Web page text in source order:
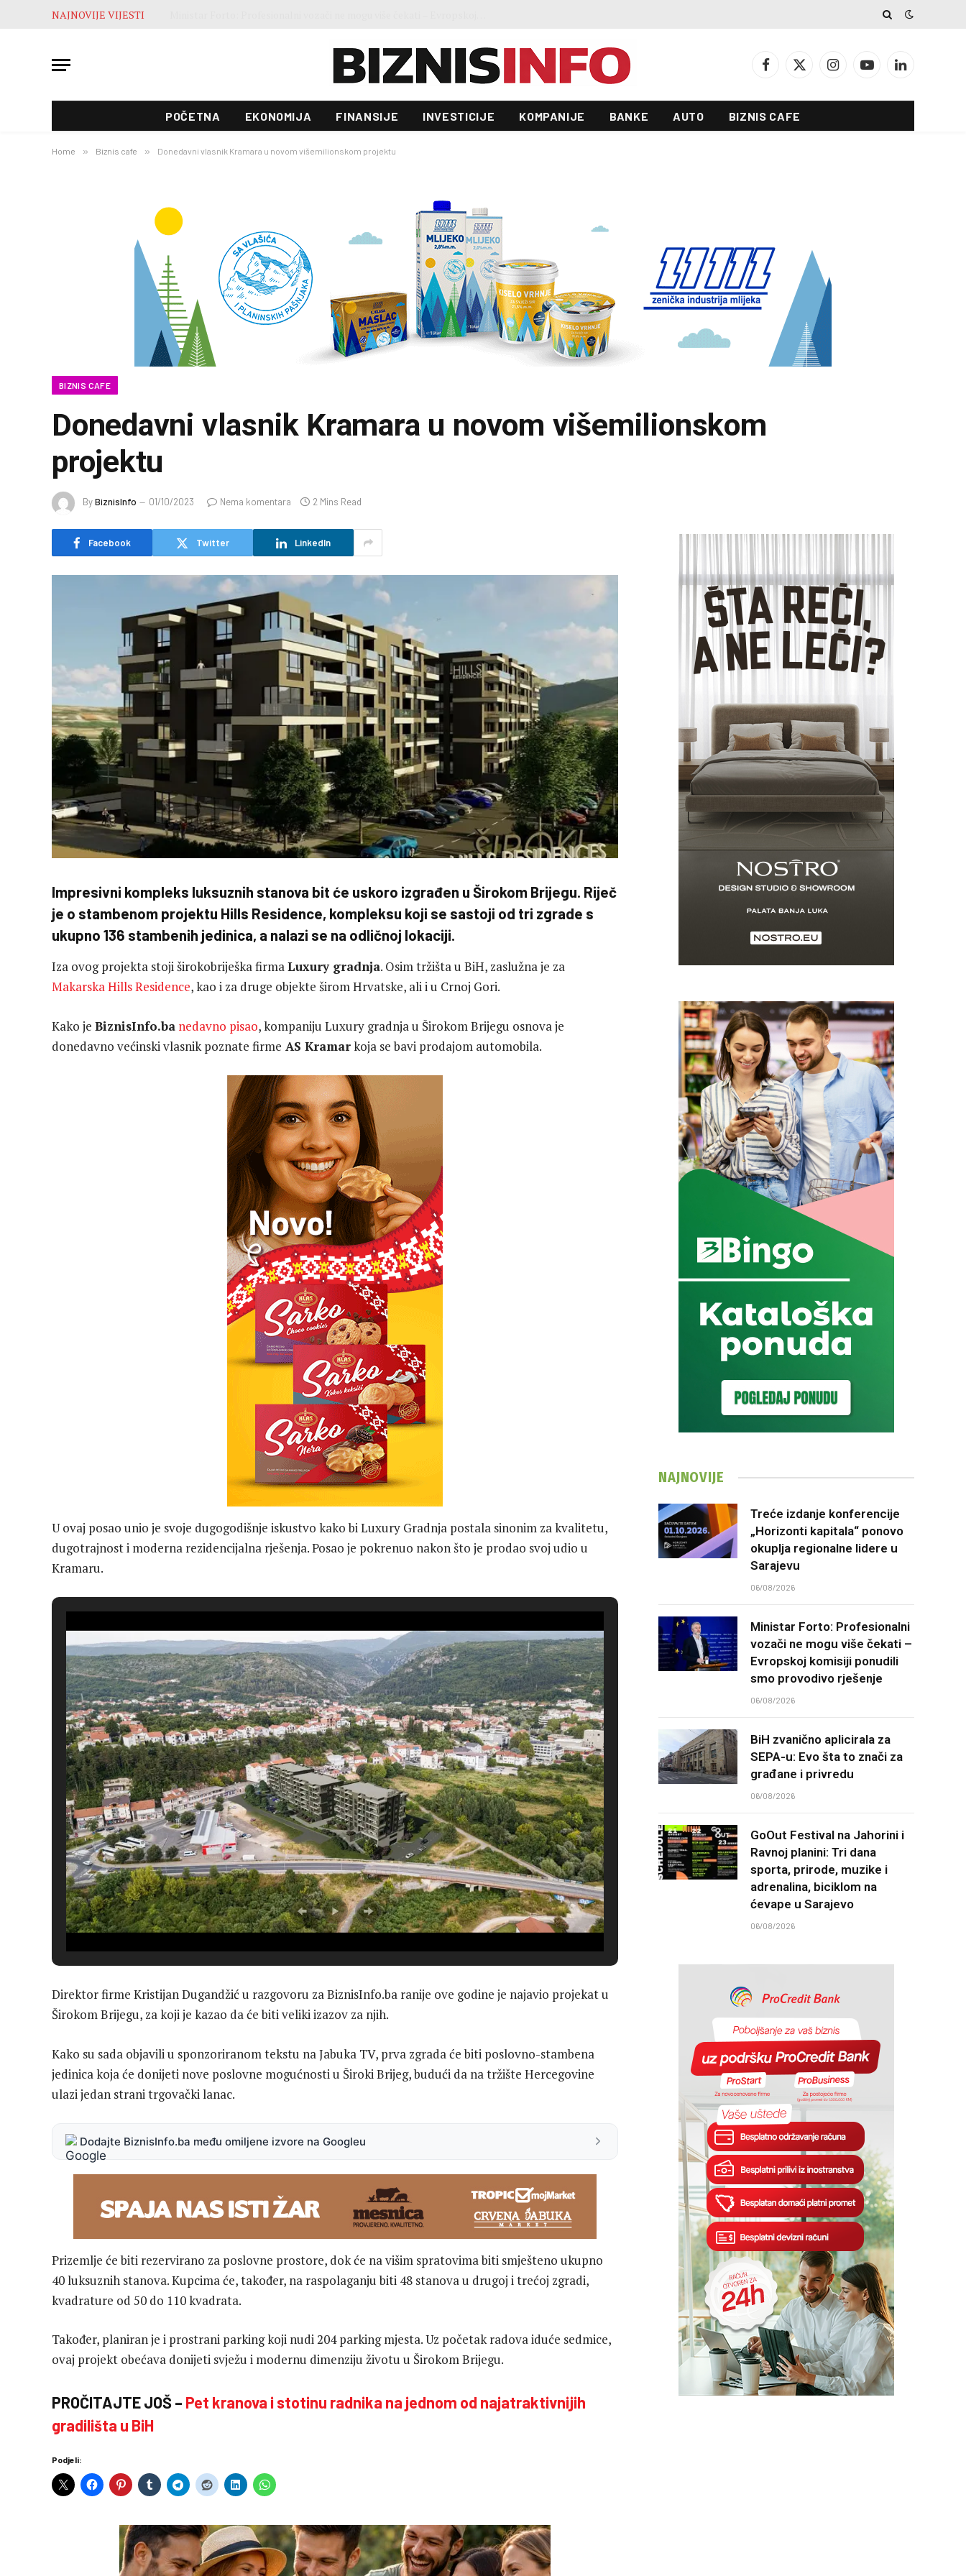
NAJNOVIJE VIJESTI
Facebook
X
InstagramYouTubeLinkedIn
POČETNA EKONOMIJA FINANSIJE INVESTICIJE KOMPANIJE BANKE AUTO BIZNIS CAFE
Home » Biznis cafe » Donedavni vlasnik Kramara u novom višemilionskom projektu
BIZNIS CAFE
Donedavni vlasnik Kramara u novom višemilionskom
projektu
ByBiznisInfo 01/10/2023 Nema komentara 2 Mins Read
Facebook Twitter LinkedIn
Impresivni kompleks luksuznih stanova bit će uskoro izgrađen u Širokom Brijegu. Riječ
je o stambenom projektu Hills Residence, kompleksu koji se sastoji od tri zgrade s
ukupno 136 stambenih jedinica, a nalazi se na odličnoj lokaciji.
Iza ovog projekta stoji širokobriješka firmaLuxury gradnja. Osim tržišta u BiH, zaslužna je za
Makarska Hills Residence, kao i za druge objekte širom Hrvatske, ali i u Crnoj Gori.
Kako je BiznisInfo.ba nedavno pisao, kompaniju Luxury gradnja u Širokom Brijegu osnova je
donedavno većinski vlasnik poznate firme AS Kramarkoja se bavi prodajom automobila.
U ovaj posao unio je svoje dugogodišnje iskustvo kako bi Luxury Gradnja postala sinonim za kvalitetu,
dugotrajnost i moderna rezidencijalna rješenja. Posao je pokrenuo nakon što je prodao svoj udio u
Kramaru.
Direktor firme Kristijan Dugandžić u razgovoru za BiznisInfo.ba ranije ove godine je najavio projekat u
Širokom Brijegu, za koji je kazao da će biti veliki izazov za njih.
Kako su sada objavili u sponzoriranom tekstu na Jabuka TV, prva zgrada će biti poslovno-stambena
jedinica koja će donijeti nove poslovne mogućnosti u Široki Brijeg, budući da na tržište Hercegovine
ulazi jedan strani trgovački lanac.
Dodajte BiznisInfo.ba među omiljene izvore na Googleu
Prizemlje će biti rezervirano za poslovne prostore, dok će na višim spratovima biti smješteno ukupno
40 luksuznih stanova. Kupcima će, također, na raspolaganju biti 48 stanova u drugoj i trećoj zgradi,
kvadrature od 50 do 110 kvadrata.
Također, planiran je i prostrani parking koji nudi 204 parking mjesta. Uz početak radova iduće sedmice,
ovaj projekt obećava donijeti svježu i modernu dimenziju životu u Širokom Brijegu.
PROČITAJTE JOŠ – Pet kranova i stotinu radnika na jednom od najatraktivnijih
gradilišta u BiH
Podjeli:
NAJNOVIJE
Treće izdanje konferencije
„Horizonti kapitala“ ponovo
okuplja regionalne lidere u
Sarajevu
06/08/2026
Ministar Forto: Profesionalni
vozači ne mogu više čekati –
Evropskoj komisiji ponudili
smo provodivo rješenje
06/08/2026
BiH zvanično aplicirala za
SEPA-u: Evo šta to znači za
građane i privredu
06/08/2026
GoOut Festival na Jahorini i
Ravnoj planini: Tri dana
sporta, prirode, muzike i
adrenalina, biciklom na
ćevape u Sarajevo
06/08/2026